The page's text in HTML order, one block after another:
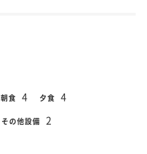
朝食 4 夕食 4
その他設備 2